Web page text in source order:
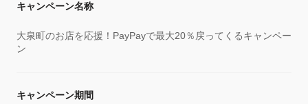
キャンペーン名称
大泉町のお店を応援！PayPayで最大20％戻ってくるキャンペー
ン
キャンペーン期間